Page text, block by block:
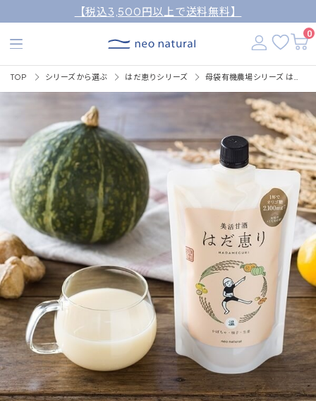
【税込3,500円以上で送料無料】
0
TOP シリーズから選ぶ はだ恵りシリーズ